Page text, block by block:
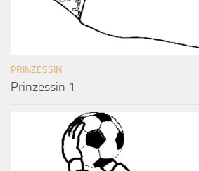
PRINZESSIN
Prinzessin 1